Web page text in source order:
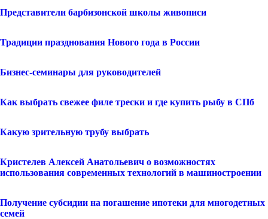
Представители барбизонской школы живописи
Традиции празднования Нового года в России
Бизнес-семинары для руководителей
Как выбрать свежее филе трески и где купить рыбу в СПб
Какую зрительную трубу выбрать
Кристелев Алексей Анатольевич о возможностях
использования современных технологий в машиностроении
Получение субсидии на погашение ипотеки для многодетных
семей